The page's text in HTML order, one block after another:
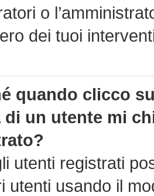
o
dei tuoi
quando clicco
di un utente mi
utenti registrati
utenti usando il